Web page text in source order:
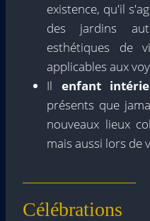
existence, qu'il
des jardins
esthétiques de
applicables aux
Il enfant
présents que
nouveaux lieux
mais aussi lors de
Célébrations